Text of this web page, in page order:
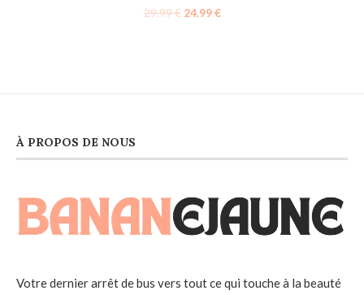
29.99€ 24.99€
À PROPOS DE NOUS
Votre dernier arrêt de bus vers tout ce qui touche à la beauté